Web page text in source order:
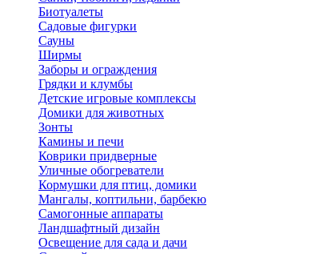
Биотуалеты
Садовые фигурки
Сауны
Ширмы
Заборы и ограждения
Грядки и клумбы
Детские игровые комплексы
Домики для животных
Зонты
Камины и печи
Коврики придверные
Уличные обогреватели
Кормушки для птиц, домики
Мангалы, коптильни, барбекю
Самогонные аппараты
Ландшафтный дизайн
Освещение для сада и дачи